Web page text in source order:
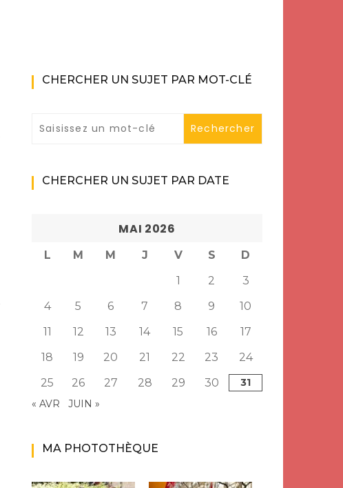
CHERCHER UN SUJET PAR MOT-CLÉ
CHERCHER UN SUJET PAR DATE
MAI 2026
L M M J V S
D
1
2
3
4
5 6 7 8 9
10
11
12 13 14 15 16
17
18
19 20 21 22 23
24
25
26 27 28 29 30
31
« AVR
JUIN »
MA PHOTOTHÈQUE